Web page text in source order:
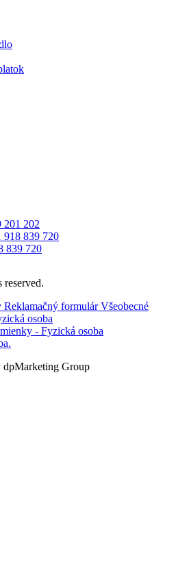
201 202
918 839 720
839 720
Reklamačný formulárVšeobecné
osoba
- Fyzická osoba
dpMarketing Group